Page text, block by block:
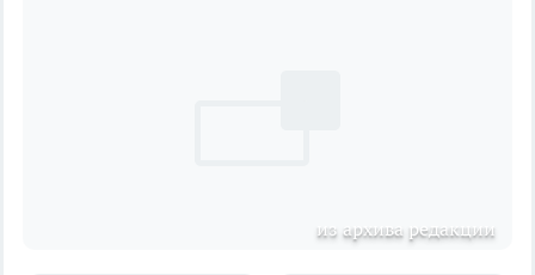
из архива редакции